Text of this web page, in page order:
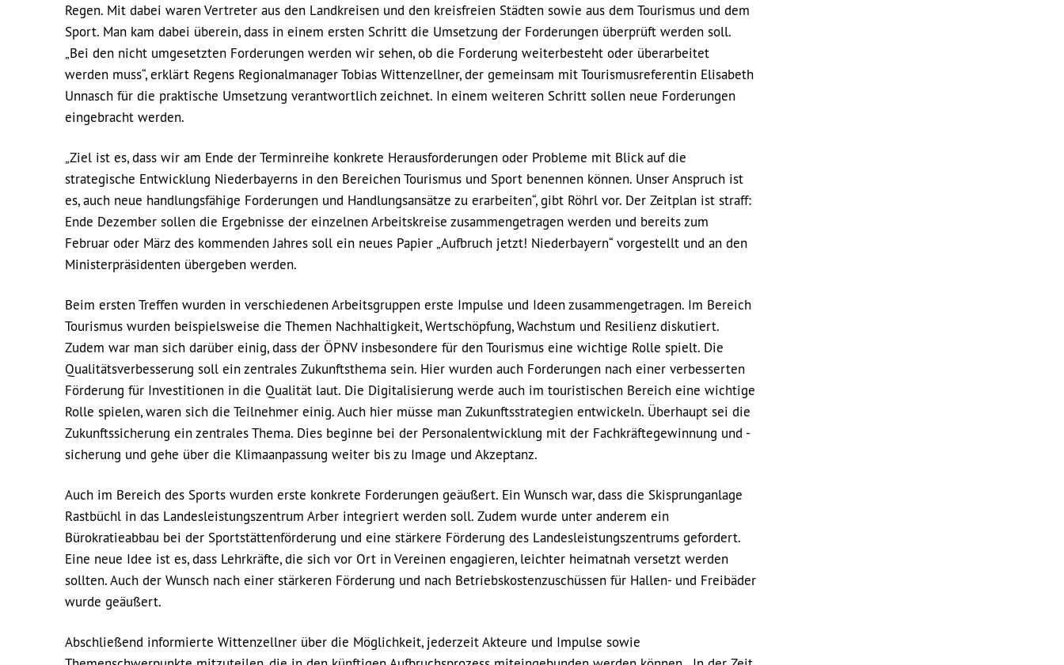
Regen. Mit dabei waren Vertreter aus den Landkreisen und den kreisfreien Städten sowie aus dem Tourismus und dem
Sport. Man kam dabei überein, dass in einem ersten Schritt die Umsetzung der Forderungen überprüft werden soll.
„Bei den nicht umgesetzten Forderungen werden wir sehen, ob die Forderung weiterbesteht oder überarbeitet
werden muss“, erklärt Regens Regionalmanager Tobias Wittenzellner, der gemeinsam mit Tourismusreferentin Elisabeth
Unnasch für die praktische Umsetzung verantwortlich zeichnet. In einem weiteren Schritt sollen neue Forderungen
eingebracht werden.
„Ziel ist es, dass wir am Ende der Terminreihe konkrete Herausforderungen oder Probleme mit Blick auf die
strategische Entwicklung Niederbayerns in den Bereichen Tourismus und Sport benennen können. Unser Anspruch ist
es, auch neue handlungsfähige Forderungen und Handlungsansätze zu erarbeiten“, gibt Röhrl vor. Der Zeitplan ist straff:
Ende Dezember sollen die Ergebnisse der einzelnen Arbeitskreise zusammengetragen werden und bereits zum
Februar oder März des kommenden Jahres soll ein neues Papier „Aufbruch jetzt! Niederbayern“ vorgestellt und an den
Ministerpräsidenten übergeben werden.
Beim ersten Treffen wurden in verschiedenen Arbeitsgruppen erste Impulse und Ideen zusammengetragen. Im Bereich
Tourismus wurden beispielsweise die Themen Nachhaltigkeit, Wertschöpfung, Wachstum und Resilienz diskutiert.
Zudem war man sich darüber einig, dass der ÖPNV insbesondere für den Tourismus eine wichtige Rolle spielt. Die
Qualitätsverbesserung soll ein zentrales Zukunftsthema sein. Hier wurden auch Forderungen nach einer verbesserten
Förderung für Investitionen in die Qualität laut. Die Digitalisierung werde auch im touristischen Bereich eine wichtige
Rolle spielen, waren sich die Teilnehmer einig. Auch hier müsse man Zukunftsstrategien entwickeln. Überhaupt sei die
Zukunftssicherung ein zentrales Thema. Dies beginne bei der Personalentwicklung mit der Fachkräftegewinnung und -
sicherung und gehe über die Klimaanpassung weiter bis zu Image und Akzeptanz.
Auch im Bereich des Sports wurden erste konkrete Forderungen geäußert. Ein Wunsch war, dass die Skisprunganlage
Rastbüchl in das Landesleistungszentrum Arber integriert werden soll. Zudem wurde unter anderem ein
Bürokratieabbau bei der Sportstättenförderung und eine stärkere Förderung des Landesleistungszentrums gefordert.
Eine neue Idee ist es, dass Lehrkräfte, die sich vor Ort in Vereinen engagieren, leichter heimatnah versetzt werden
sollten. Auch der Wunsch nach einer stärkeren Förderung und nach Betriebskostenzuschüssen für Hallen- und Freibäder
wurde geäußert.
Abschließend informierte Wittenzellner über die Möglichkeit, jederzeit Akteure und Impulse sowie